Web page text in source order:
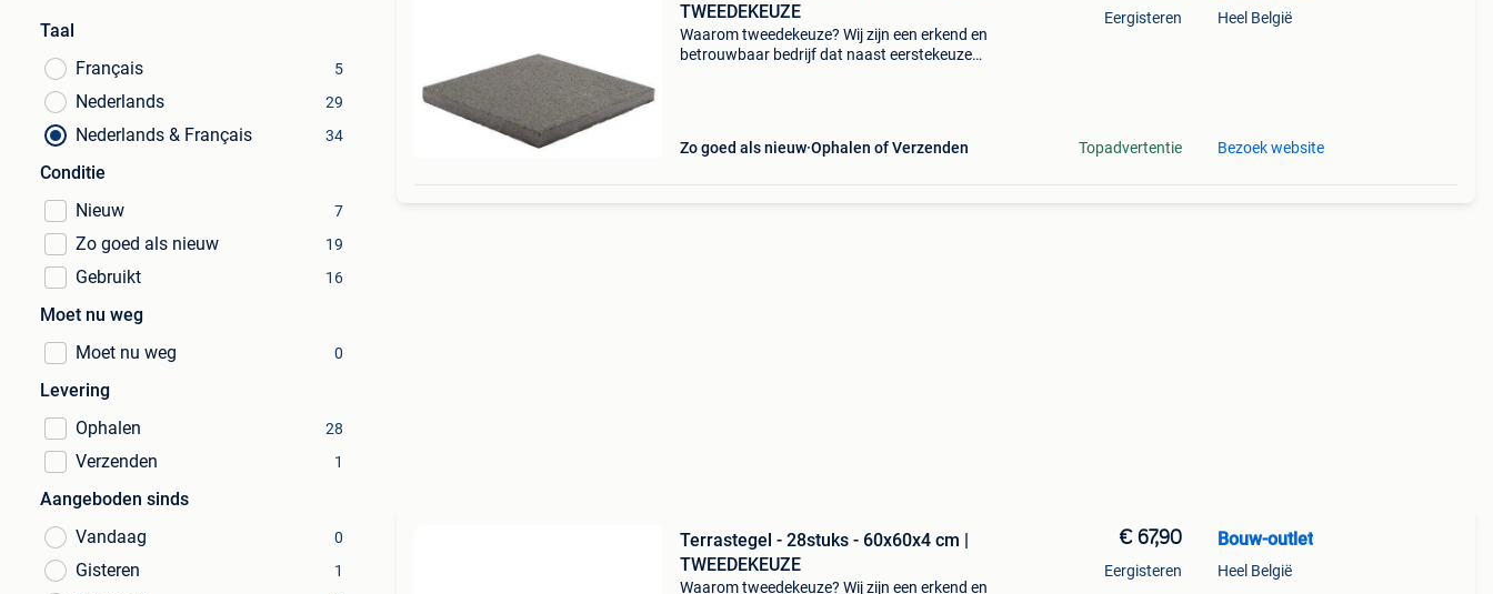
Taal
Français
5
Nederlands 29
Nederlands & Français 34
Conditie
Nieuw
7
Zo goed als nieuw 19
Gebruikt 16
Moet nu weg
Moet nu weg
0
Levering
Ophalen
28
Verzenden 1
Aangeboden sinds
Vandaag
0
Gisteren 1
TWEEDEKEUZE
Waarom tweedekeuze? Wij zijn een erkend en
betrouwbaar bedrijf dat naast eerstekeuze
Zo goed als nieuw Ophalen of Verzenden
Eergisteren
Topadvertentie
Heel België
Bezoek website
Terrastegel - 28stuks - 60x60x4 cm |
TWEEDEKEUZE
Waarom tweedekeuze? Wij zijn een erkend en
€ 67,90
Eergisteren
Bouw-outlet
Heel België